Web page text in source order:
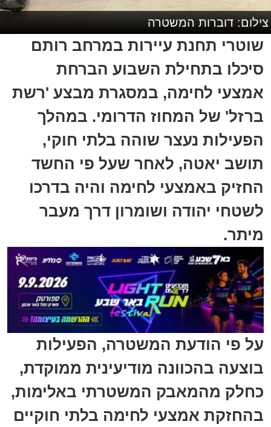
צילום: דוברות המשטרה
שוטרי תחנת עיירות במרחב רותם
סיכלו בתחילת השבוע הברחת
אמצעי לחימה, במסגרת מבצע 'רשת
ברזל' של המחוז הדרומי. במהלך
הפעילות נעצר שוהה בלתי חוקי,
תושב יאטה, לאחר שעל פי החשד
החזיק באמצעי לחימה והיה בדרכו
לשטחי יהודה ושומרון דרך מעבר
מיתר.
על פי הודעת המשטרה, הפעילות
בוצעה בהכוונה מודיעינית ממוקדת,
כחלק מהמאבק המשטרתי באלימות,
בהחזקת אמצעי לחימה בלתי חוקיים